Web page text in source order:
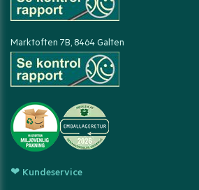
Marktoften 7B, 8464 Galten
❤ Kundeservice